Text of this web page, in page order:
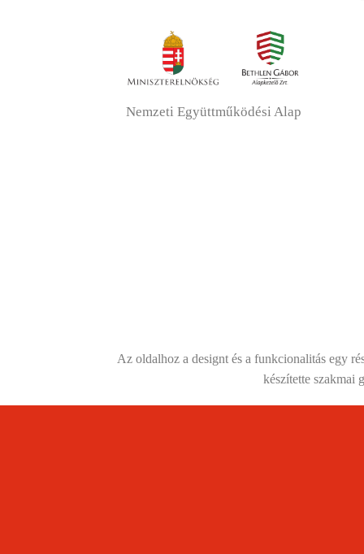
Nemzeti Együttműködési Alap
Az oldalhoz a designt és a funkcionalitás egy
készítette szakmai